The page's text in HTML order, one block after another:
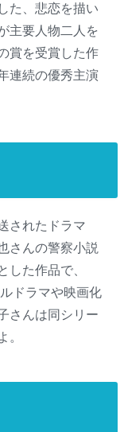
た、悲恋を描い
主要人物二人を
賞を受賞した作
連続の優秀主演
されたドラマ
さんの警察小説
した作品で、
ドラマや映画化
さんは同シリー
。